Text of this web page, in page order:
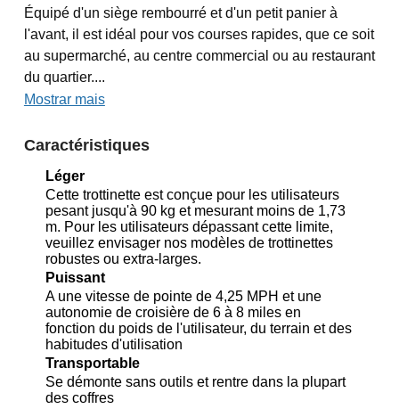
Équipé d'un siège rembourré et d'un petit panier à
l'avant, il est idéal pour vos courses rapides, que ce soit
au supermarché, au centre commercial ou au restaurant
du quartier....
Mostrar mais
Caractéristiques
Léger
Cette trottinette est conçue pour les utilisateurs
pesant jusqu'à 90 kg et mesurant moins de 1,73
m. Pour les utilisateurs dépassant cette limite,
veuillez envisager nos modèles de trottinettes
robustes ou extra-larges.
Puissant
A une vitesse de pointe de 4,25 MPH et une
autonomie de croisière de 6 à 8 miles en
fonction du poids de l'utilisateur, du terrain et des
habitudes d'utilisation
Transportable
Se démonte sans outils et rentre dans la plupart
des coffres